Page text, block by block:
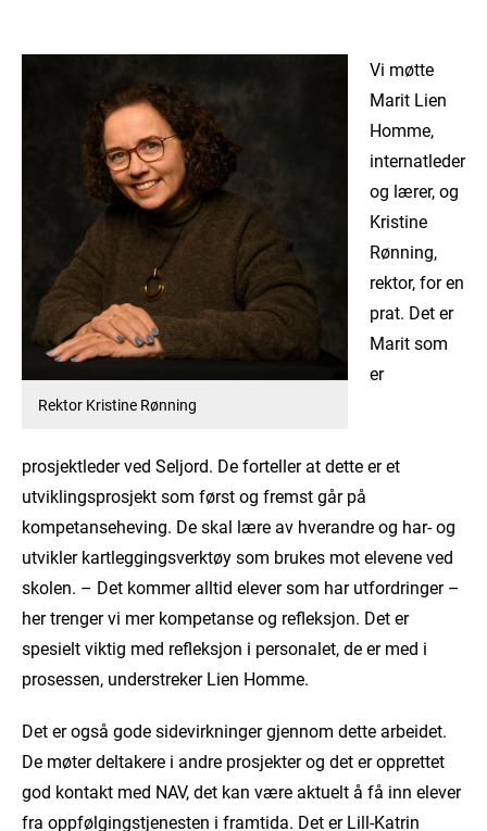
Rektor Kristine Rønning
Vi møtte
Marit Lien
Homme,
internatleder
og lærer, og
Kristine
Rønning,
rektor, for en
prat. Det er
Marit som
er
prosjektleder ved Seljord. De forteller at dette er et
utviklingsprosjekt som først og fremst går på
kompetanseheving. De skal lære av hverandre og har- og
utvikler kartleggingsverktøy som brukes mot elevene ved
skolen. – Det kommer alltid elever som har utfordringer –
her trenger vi mer kompetanse og refleksjon. Det er
spesielt viktig med refleksjon i personalet, de er med i
prosessen, understreker Lien Homme.
Det er også gode sidevirkninger gjennom dette arbeidet.
De møter deltakere i andre prosjekter og det er opprettet
god kontakt med NAV, det kan være aktuelt å få inn elever
fra oppfølgingstjenesten i framtida. Det er Lill-Katrin